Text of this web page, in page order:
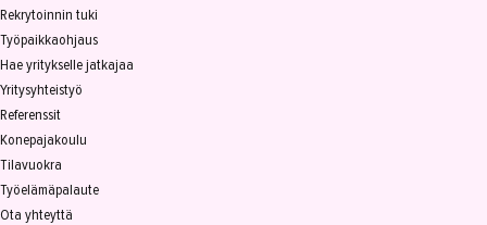
Rekrytoinnin tuki
Työpaikkaohjaus
Hae yritykselle jatkajaa
Yritysyhteistyö
Referenssit
Konepajakoulu
Tilavuokra
Työelämäpalaute
Ota yhteyttä